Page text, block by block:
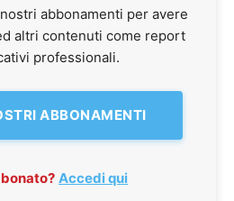
abbonamenti per avere
altri contenuti come report
professionali.
ABBONAMENTI
Accedi qui